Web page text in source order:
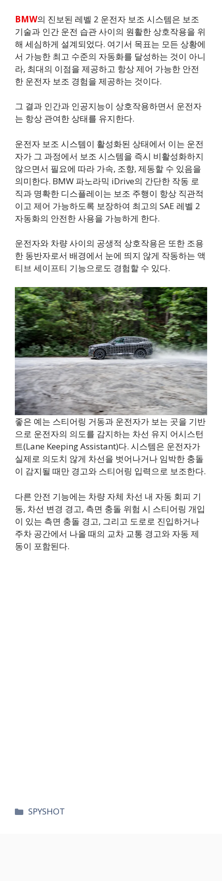
BMW의 진보된 레벨 2 운전자 보조 시스템은 보조
기술과 인간 운전 습관 사이의 원활한 상호작용을 위
해 세심하게 설계되었다. 여기서 목표는 모든 상황에
서 가능한 최고 수준의 자동화를 달성하는 것이 아니
라, 최대의 이점을 제공하고 항상 제어 가능한 안전
한 운전자 보조 경험을 제공하는 것이다.
그 결과 인간과 인공지능이 상호작용하면서 운전자
는 항상 관여한 상태를 유지한다.
운전자 보조 시스템이 활성화된 상태에서 이는 운전
자가 그 과정에서 보조 시스템을 즉시 비활성화하지
않으면서 필요에 따라 가속, 조향, 제동할 수 있음을
의미한다. BMW 파노라믹 iDrive의 간단한 작동 로
직과 명확한 디스플레이는 보조 주행이 항상 직관적
이고 제어 가능하도록 보장하여 최고의 SAE 레벨 2
자동화의 안전한 사용을 가능하게 한다.
운전자와 차량 사이의 공생적 상호작용은 또한 조용
한 동반자로서 배경에서 눈에 띄지 않게 작동하는 액
티브 세이프티 기능으로도 경험할 수 있다.
좋은 예는 스티어링 거동과 운전자가 보는 곳을 기반
으로 운전자의 의도를 감지하는 차선 유지 어시스턴
트(Lane Keeping Assistant)다. 시스템은 운전자가
실제로 의도치 않게 차선을 벗어나거나 임박한 충돌
이 감지될 때만 경고와 스티어링 입력으로 보조한다.
다른 안전 기능에는 차량 자체 차선 내 자동 회피 기
동, 차선 변경 경고, 측면 충돌 위험 시 스티어링 개입
이 있는 측면 충돌 경고, 그리고 도로로 진입하거나
주차 공간에서 나올 때의 교차 교통 경고와 자동 제
동이 포함된다.
카
SPYSHOT